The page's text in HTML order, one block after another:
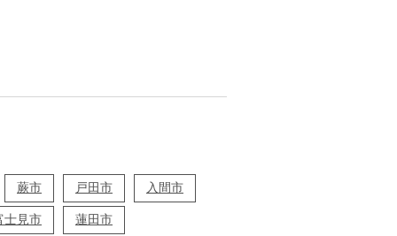
蕨市 戸田市 入間市
士見市 蓮田市